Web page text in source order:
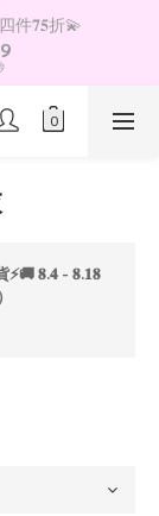
件𝟕𝟓折💫
9
8
7
6
5
3
2
0
𝟖.𝟒 - 𝟖.𝟏𝟖